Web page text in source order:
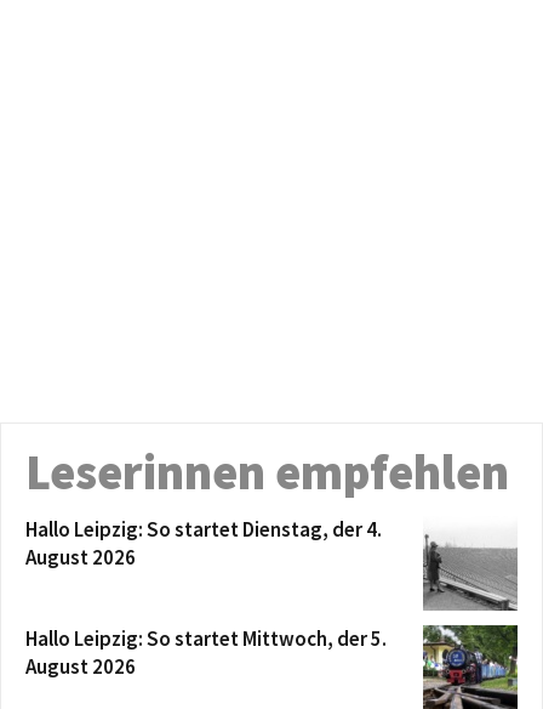
Leserinnen empfehlen
Hallo Leipzig: So startet Dienstag, der 4.
August 2026
Hallo Leipzig: So startet Mittwoch, der 5.
August 2026